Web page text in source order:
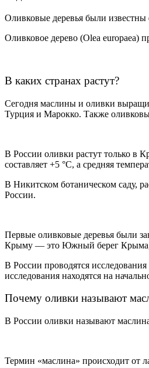
Оливковые деревья были
Оливковое дерево (Olea europaea)
В каких странах растут?
Сегодня маслины и оливки
Турция и Марокко. Также
В России оливки растут только в
составляет +5 °C, а средняя
В Никитском ботаническом саду,
России.
Первые оливковые деревья были
Крыму — это Южный берег Крыма,
В России проводятся
исследования находятся на
Почему оливки называют
В России оливки называют
Термин «маслина» происходит от